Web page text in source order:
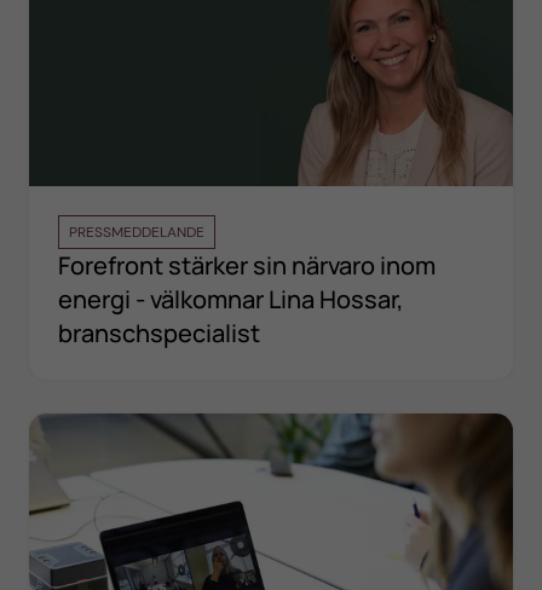
PRESSMEDDELANDE
Forefront stärker sin närvaro inom
energi - välkomnar Lina Hossar,
branschspecialist